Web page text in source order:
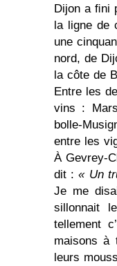
Dijon a ﬁni
la ligne de
une
nord, de
la côte de
Entre les
vins :
bolle-
entre les
À Gevrey-
dit :« Un
Je me
sillonnait
tellement
maisons à
leurs